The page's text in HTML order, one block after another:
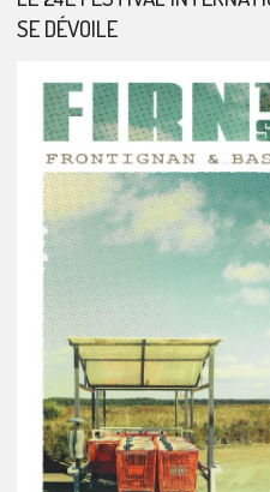
SE DÉVOILE